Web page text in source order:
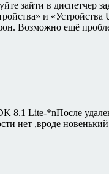
зайти в диспетчер
и «Устройства
Возможно ещё
8.1 Lite-*nПосле
нет ,вроде